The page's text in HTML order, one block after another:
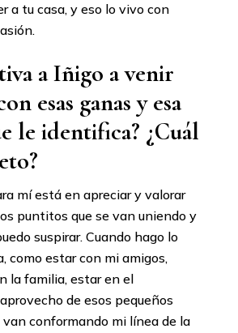
a tu casa, y eso lo vivo con
a Iñigo a venir
esas ganas y esa
le identifica? ¿Cuál
mí está en apreciar y valorar
puntitos que se van uniendo y
suspirar. Cuando hago lo
como estar con mi amigos,
la familia, estar en el
de esos pequeños
conformando mi línea de la